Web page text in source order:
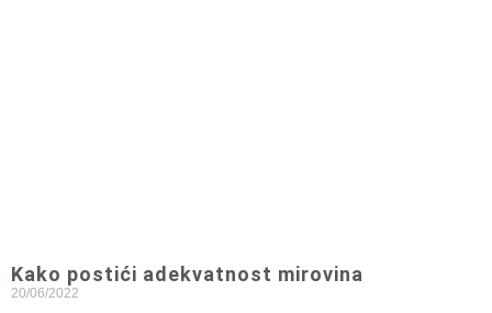
Kako postići adekvatnost mirovina
20/06/2022